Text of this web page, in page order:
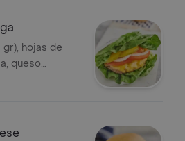
hojas de
queso
pepinillos